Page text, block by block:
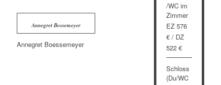
Annegret Bossemeyer
Annegret Boessemeyer
/WC im
Zimmer
EZ 576
€ / DZ
522 €
Schloss
(Du/WC